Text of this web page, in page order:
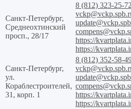
Санкт-Петербург,
Среднеохтинский
просп., 28/17
8 (812) 323-25-72
https://
https://
Санкт-Петербург,
ул.
Кораблестроителей,
31, корп. 1
8 (812) 352-58-
https://
https://